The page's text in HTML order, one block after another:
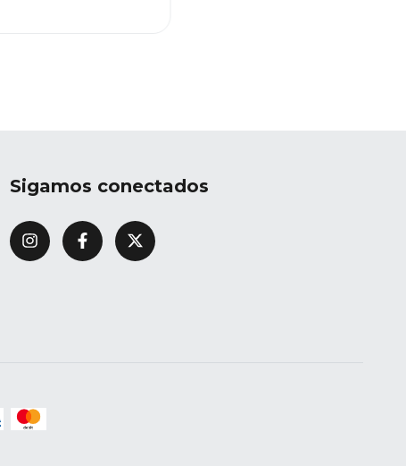
Sigamos conectados